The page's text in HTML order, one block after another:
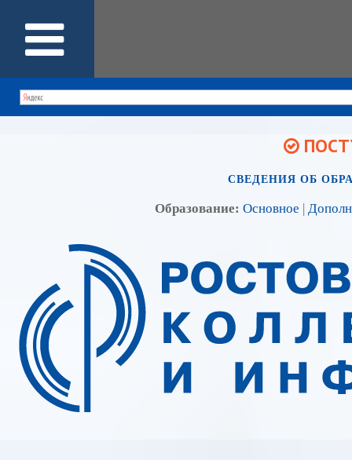
СВЕДЕНИЯ ОБ
Образование: Основное |